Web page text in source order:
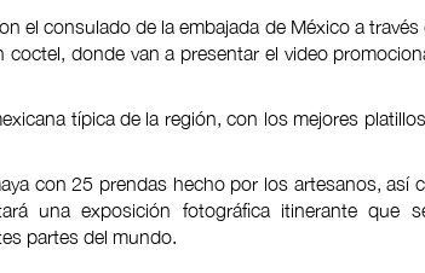
el consulado de la embajada de México a través
coctel, donde van a presentar el video
típica de la región, con los mejores
con 25 prendas hecho por los artesanos, así
una exposición fotográfica itinerante que
partes del mundo.